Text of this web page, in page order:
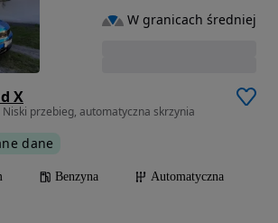
X
Niski przebieg, automatyczna skrzynia
dane
Benzyna
Automatyczna
W granicach średniej